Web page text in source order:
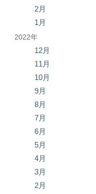
2月
1月
2022年
12月
11月
10月
9月
8月
7月
6月
5月
4月
3月
2月